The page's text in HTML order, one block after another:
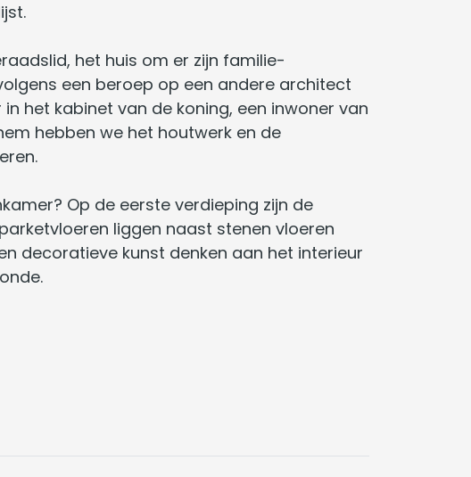
het huis om er zijn familie-
een beroep op een andere architect
het kabinet van de koning, een inwoner van
hebben we het houtwerk en de
Op de eerste verdieping zijn de
liggen naast stenen vloeren
decoratieve kunst denken aan het interieur